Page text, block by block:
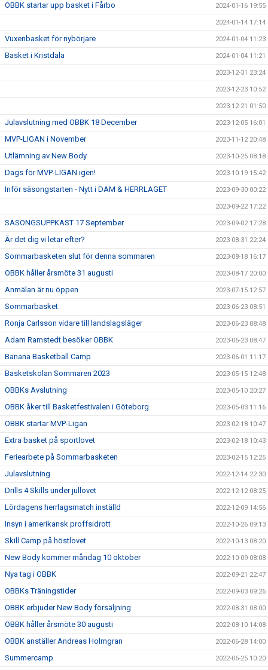
OBBK startar upp basket i Fårbo 2024-01-16 19:55
2024-01-14 17:14
Vuxenbasket för nybörjare 2024-01-04 11:23
Basket i Kristdala 2024-01-04 11:21
2023-12-31 23:24
2023-12-23 10:52
2023-12-21 01:50
Julavslutning med OBBK 18 December 2023-12-05 16:01
MVP-LIGAN i November 2023-11-12 20:48
Utlämning av New Body 2023-10-25 08:18
Dags för MVP-LIGAN igen! 2023-10-19 15:42
Inför säsongstarten - Nytt i DAM & HERRLAGET 2023-09-30 00:22
2023-09-22 17:22
SÄSONGSUPPKAST 17 September 2023-09-02 17:28
Är det dig vi letar efter? 2023-08-31 22:24
Sommarbasketen slut för denna sommaren 2023-08-18 16:17
OBBK håller årsmöte 31 augusti 2023-08-17 20:00
Anmälan är nu öppen 2023-07-15 12:57
Sommarbasket 2023-06-23 08:51
Ronja Carlsson vidare till landslagsläger 2023-06-23 08:48
Adam Ramstedt besöker OBBK 2023-06-23 08:47
Banana Basketball Camp 2023-06-01 11:17
Basketskolan Sommaren 2023 2023-05-15 12:48
OBBKs Avslutning 2023-05-10 20:27
OBBK åker till Basketfestivalen i Göteborg 2023-05-03 11:16
OBBK startar MVP-Ligan 2023-02-18 10:47
Extra basket på sportlovet 2023-02-18 10:43
Feriearbete på Sommarbasketen 2023-02-15 12:25
Julavslutning 2022-12-14 22:30
Drills 4 Skills under jullovet 2022-12-12 08:25
Lördagens herrlagsmatch inställd 2022-12-09 14:56
Insyn i amerikansk proffsidrott 2022-10-26 09:13
Skill Camp på höstlovet 2022-10-13 08:20
New Body kommer måndag 10 oktober 2022-10-09 08:08
Nya tag i OBBK 2022-09-21 22:47
OBBKs Träningstider 2022-09-03 09:26
OBBK erbjuder New Body försäljning 2022-08-31 08:00
OBBK håller årsmöte 30 augusti 2022-08-10 14:08
OBBK anställer Andreas Holmgran 2022-06-28 14:00
Summercamp 2022-06-25 10:20